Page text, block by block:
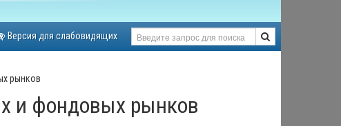
Версия для слабовидящих
рынков
и фондовых рынков